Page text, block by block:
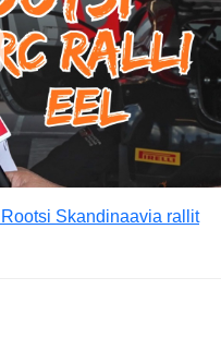
Skandinaavia rallit